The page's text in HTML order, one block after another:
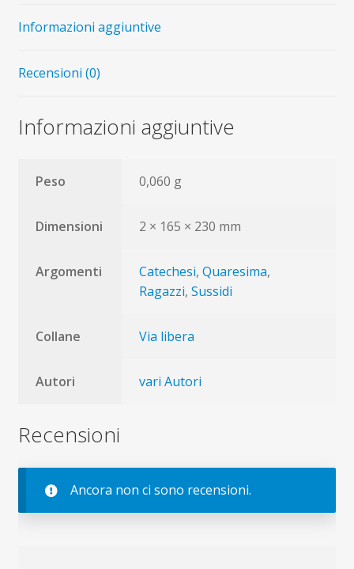
Informazioni aggiuntive
Recensioni (0)
Informazioni aggiuntive
Peso 0,060 g
Dimensioni 2 × 165 × 230 mm
Argomenti Catechesi,Quaresima,
Ragazzi,Sussidi
Collane Via libera
Autori vari Autori
Recensioni
Ancora non ci sono recensioni.